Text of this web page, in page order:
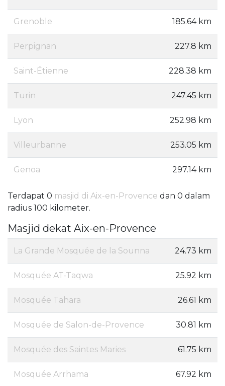
Grenoble 185.64 km
Perpignan 227.8 km
Saint-Étienne 228.38 km
Turin 247.45 km
Lyon 252.98 km
Villeurbanne 253.05 km
Genoa 297.14 km
Terdapat 0 masjid di Aix-en-Provence dan 0 dalam
radius 100 kilometer.
Masjid dekat Aix-en-Provence
La Grande Mosquée de la Sounna 24.73 km
Mosquée AT-Taqwa 25.92 km
Mosquée Tahara 26.61 km
Mosquée de Salon-de-Provence 30.81 km
Mosquée des Saintes Maries 61.75 km
Mosquée Arrhama 67.92 km